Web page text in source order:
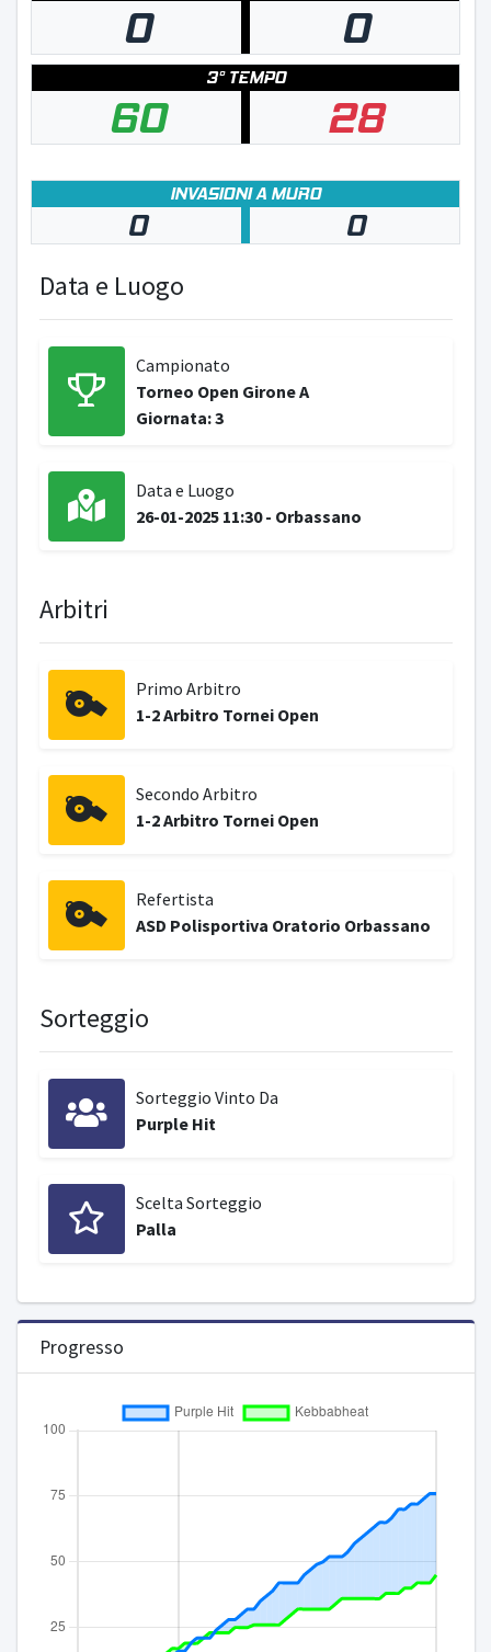
0 0
3° TEMPO
60 28
INVASIONI A MURO
0 0
Data e Luogo
Campionato
Torneo Open Girone A
Giornata: 3
Data e Luogo
26-01-2025 11:30 - Orbassano
Arbitri
Primo Arbitro
1-2 Arbitro Tornei Open
Secondo Arbitro
1-2 Arbitro Tornei Open
Refertista
ASD Polisportiva Oratorio Orbassano
Sorteggio
Sorteggio Vinto Da
Purple Hit
Scelta Sorteggio
Palla
Progresso